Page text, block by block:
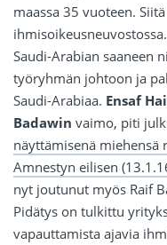
maassa 35 vuoteen.
Saudi-Arabian saaneen
työryhmän johtoon ja
Saudi-Arabiaa. Ensaf
Badawin vaimo, piti
näyttämisenä
Amnestyn eilisen
nyt joutunut myös Raif
Pidätys on tulkittu
vapauttamista ajavia